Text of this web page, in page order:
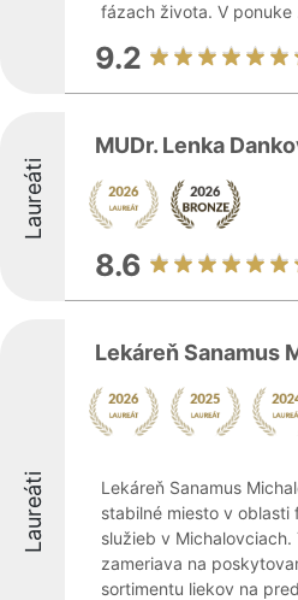
fázach života. V ponuke
9.2
Laureáti
MUDr. Lenka
8.6
Laureáti
Lekáreň Sanamus
Lekáreň Sanamus
stabilné miesto v
služieb v Michalovciach.
zameriava na
sortimentu liekov na